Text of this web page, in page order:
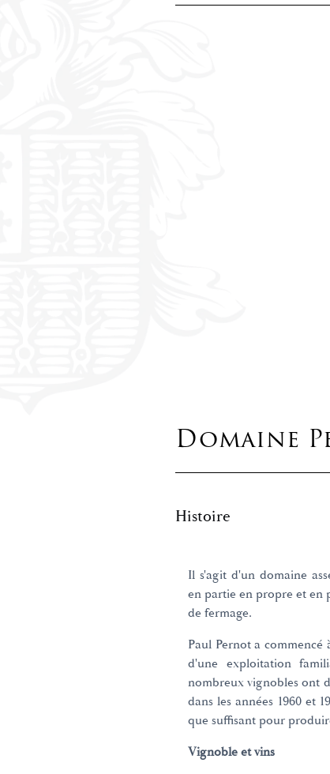
Domaine
Histoire
Il s'agit d'un domaine
en partie en propre et en
de fermage.
Paul Pernot a
d'une exploitation
nombreux vignobles ont
dans les années 1960 et
que suffisant pour
Vignoble et vins